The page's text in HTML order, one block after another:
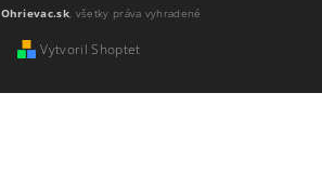
Ohrievac.sk, všetky práva vyhradené
Vytvoril Shoptet